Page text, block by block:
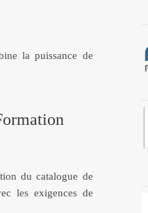
la puissance de
du catalogue de
les exigences de